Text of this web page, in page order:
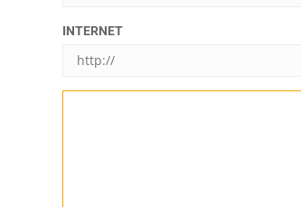
INTERNET